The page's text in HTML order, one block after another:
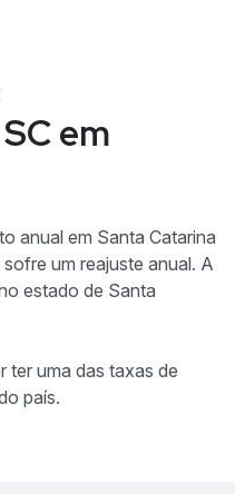
em
anual em Santa Catarina
um reajuste anual. A
estado de Santa
ter uma das taxas de
país.